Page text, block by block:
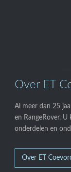
Over ET
Al meer dan 25
en RangeRover.
onderdelen en
Over ET